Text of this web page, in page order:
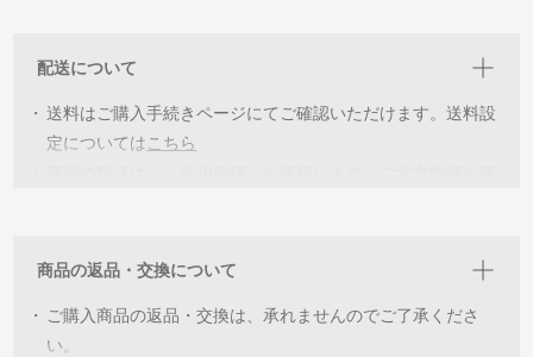
詳細を見ていただき各個体の特徴をご理解いただいた上でご
購入をお願いしています。イメージが違うなどの返品交換は
承っておりませんのでご了承ください。
配送について
・ 送料はご購入手続きページにてご確認いただけます。送料設
定については こちら
商品の返品・交換について
・
ご購入商品の返品・交換は、承れませんのでご了承くださ
い。